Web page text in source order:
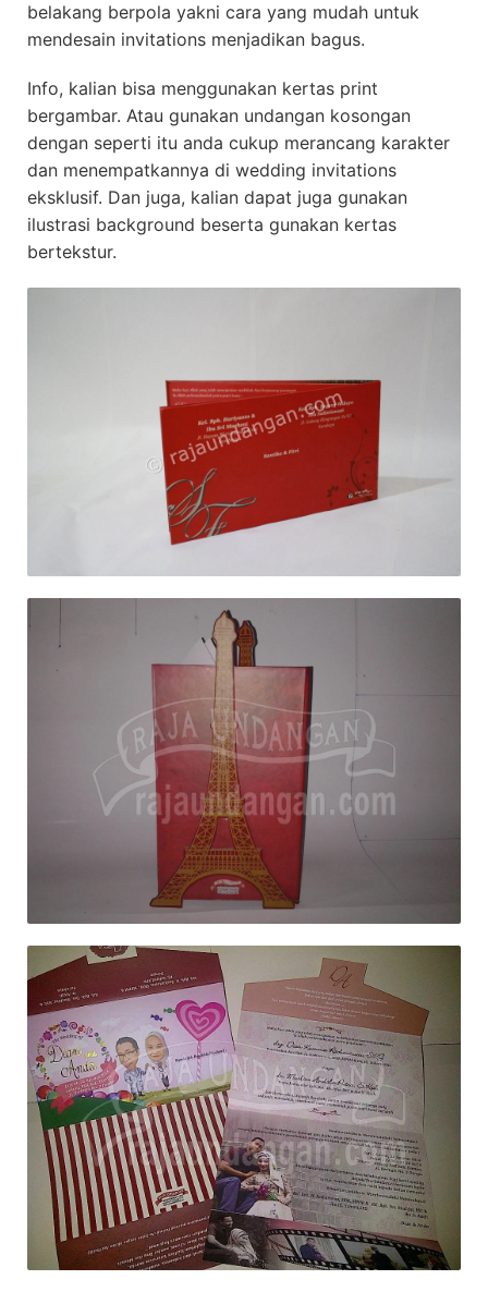
belakang berpola yakni cara yang mudah untuk
mendesain invitations menjadikan bagus.
Info, kalian bisa menggunakan kertas print
bergambar. Atau gunakan undangan kosongan
dengan seperti itu anda cukup merancang karakter
dan menempatkannya di wedding invitations
eksklusif. Dan juga, kalian dapat juga gunakan
ilustrasi background beserta gunakan kertas
bertekstur.